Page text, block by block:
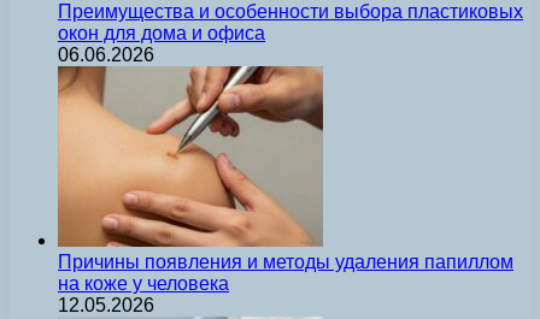
Преимущества и особенности выбора пластиковых
окон для дома и офиса
06.06.2026
Причины появления и методы удаления папиллом
на коже у человека
12.05.2026